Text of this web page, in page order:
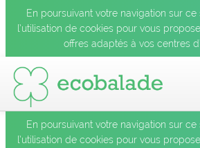
En poursuivant votre navigation sur
l’utilisation de cookies pour vous
offres adaptés à vos centres
En poursuivant votre navigation sur
l’utilisation de cookies pour vous